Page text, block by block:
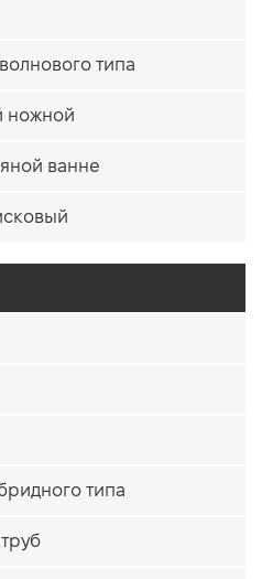
типа
ножной
ванне
типа